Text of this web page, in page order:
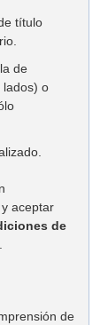
título
de
lados) o
aceptar
de
de